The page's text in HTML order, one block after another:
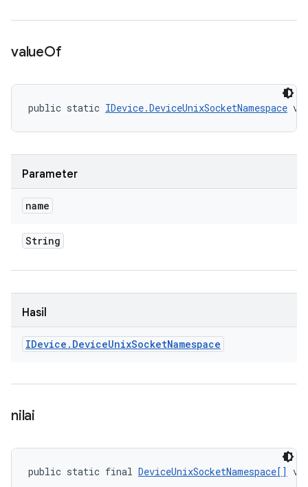
valueOf
public static IDevice.DeviceUnixSocketNamespace
Parameter
name
String
Hasil
IDevice . DeviceUnixSocketNamespace
nilai
public static final DeviceUnixSocketNamespace[]